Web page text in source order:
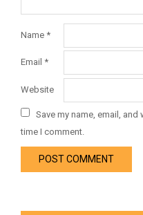
Name *
Email *
Website
Save my name, email,
time I comment.